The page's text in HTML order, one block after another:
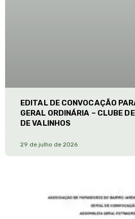
EDITAL DE CONVOCAÇÃO
GERAL ORDINÁRIA – CLUBE
DE VALINHOS
29 de julho de 2026